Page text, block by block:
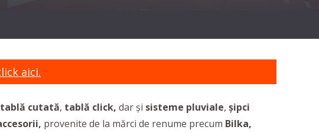
aici.
tablă cutată, tablă click, dar și sisteme pluviale, șipci
provenite de la mărci de renume precum Bilka,